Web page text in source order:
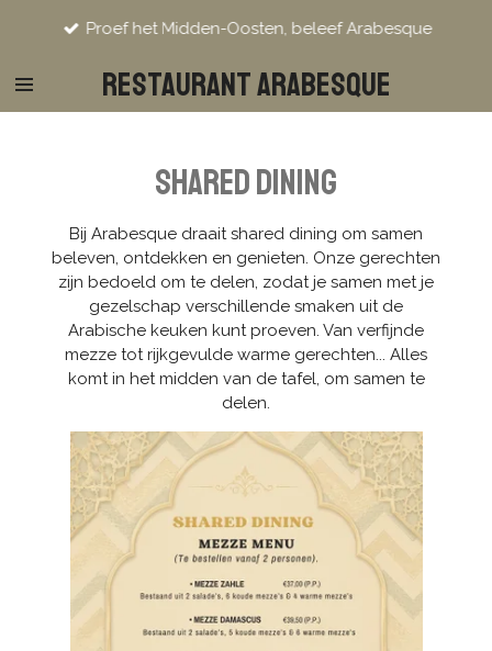
de
hoofdinhoud
Restaurant Arabesque
Proef het Midden-Oosten, beleef Arabesque
Shared Dining
Bij Arabesque draait shared dining om samen
beleven, ontdekken en genieten. Onze gerechten
zijn bedoeld om te delen, zodat je samen met je
gezelschap verschillende smaken uit de
Arabische keuken kunt proeven. Van verfijnde
mezze tot rijkgevulde warme gerechten... Alles
komt in het midden van de tafel, om samen te
delen.